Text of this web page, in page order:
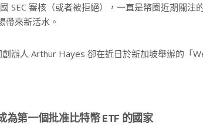
SEC 審核（或者被拒絕），一直是幣圈近期關注
帶來新活水。
辦人 Arthur Hayes 卻在近日於新加坡舉辦的「
第一個批准比特幣 ETF 的國家